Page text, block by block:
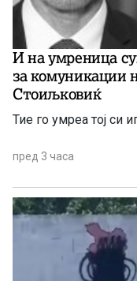
И на умреница
за комуникации
Стоиљковиќ
Тие го умреа тој си
пред 3 часа